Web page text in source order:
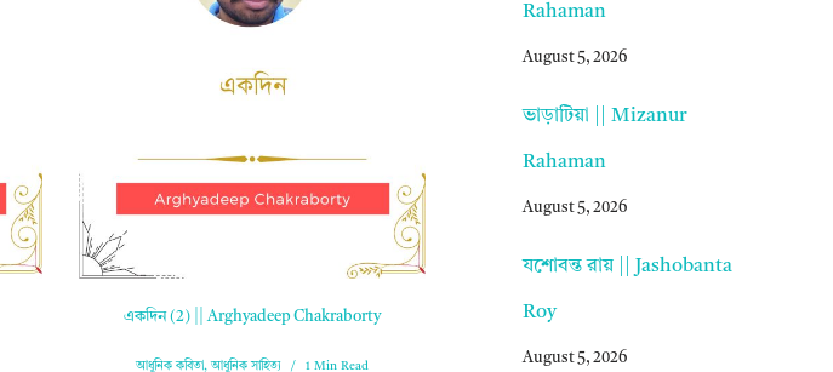
একদিন (2) || Arghyadeep Chakraborty
আধুনিক কবিতা,আধুনিক সাহিত্য 1 Min Read
Rahaman
August 5, 2026
ভাড়াটিয়া || Mizanur
Rahaman
August 5, 2026
যশোবন্ত রায় || Jashobanta
Roy
August 5, 2026